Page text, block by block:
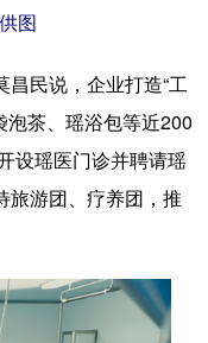
图
民说，企业打造“工
泡茶、瑶浴包等近200
设瑶医门诊并聘请瑶
旅游团、疗养团，推